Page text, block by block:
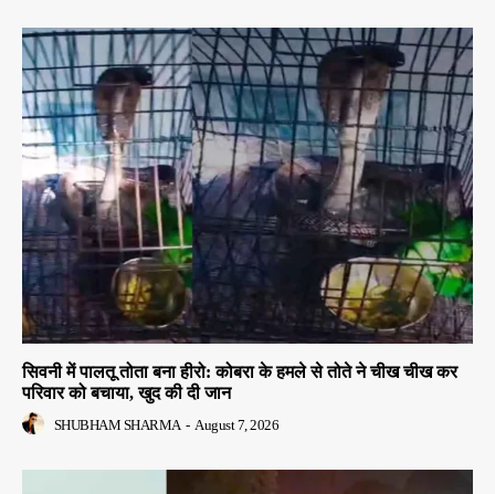
सिवनी में पालतू तोता बना हीरो: कोबरा के हमले से तोते ने चीख चीख कर
परिवार को बचाया, खुद की दी जान
SHUBHAM SHARMA - August 7, 2026